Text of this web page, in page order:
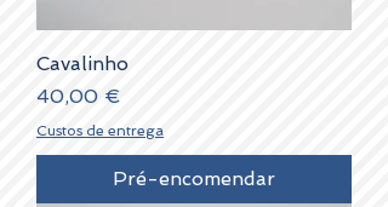
Cavalinho
Preço
40,00 €
Custos de entrega
Pré-encomendar